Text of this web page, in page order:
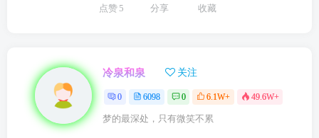
点赞 5 分享 收藏
冷泉和泉 关注
0 6098 0 6.1W+ 49.6W+
梦的最深处，只有微笑不累